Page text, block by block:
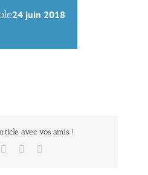
24 juin 2018
avec vos amis !
TwitterLinkedIn